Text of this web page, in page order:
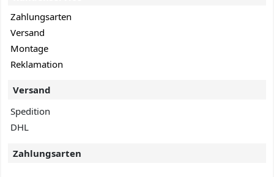
Zahlungsarten
Versand
Montage
Reklamation
Versand
Spedition
DHL
Zahlungsarten